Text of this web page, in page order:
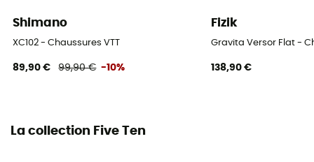
Shimano
XC102 - Chaussures VTT
89,90 € 99,90 € -10%
Fizik
Gravita Versor Flat -
138,90 €
La collection Five Ten